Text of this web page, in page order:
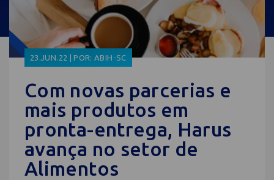
23.JUN.22 | POR: ABIH-SC
Com novas parcerias e
mais produtos em
pronta-entrega, Harus
avança no setor de
Alimentos